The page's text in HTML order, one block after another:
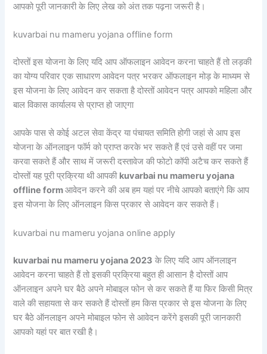
आपको पूरी जानकारी के लिए लेख को अंत तक पढ़ना जरूरी है।
kuvarbai nu mameru yojana offline form
दोस्तों इस योजना के लिए यदि आप ऑफलाइन आवेदन करना चाहते हैं तो लड़की
का योग्य परिवार एक साधारण आवेदन पत्र भरकर ऑफलाइन मोड़ के माध्यम से
इस योजना के लिए आवेदन कर सकता है दोस्तों आवेदन पत्र आपको महिला और
बाल विकास कार्यालय से प्राप्त हो जाएगा
आपके पास से कोई अटल सेवा केंद्र या पंचायत समिति होगी जहां से आप इस
योजना के ऑनलाइन फॉर्म को प्राप्त करके भर सकते हैं एवं उसे वहीं पर जमा
करवा सकते हैं और साथ में जरूरी दस्तावेज की फोटो कॉपी अटैच कर सकते हैं
दोस्तों यह पूरी प्रक्रिया थी आपकी kuvarbai nu mameru yojana
offline formआवेदन करने की अब हम यहां पर नीचे आपको बताएंगे कि आप
इस योजना के लिए ऑनलाइन किस प्रकार से आवेदन कर सकते हैं।
kuvarbai nu mameru yojana online apply
kuvarbai nu mameru yojana 2023 के लिए यदि आप ऑनलाइन
आवेदन करना चाहते हैं तो इसकी प्रक्रिया बहुत ही आसान है दोस्तों आप
ऑनलाइन अपने घर बैठे अपने मोबाइल फोन से कर सकते हैं या फिर किसी मित्र
वाले की सहायता से कर सकते हैं दोस्तों हम किस प्रकार से इस योजना के लिए
घर बैठे ऑनलाइन अपने मोबाइल फोन से आवेदन करेंगे इसकी पूरी जानकारी
आपको यहां पर बात रखी है।